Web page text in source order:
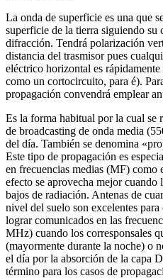
La onda de superficie es una que
superficie de la tierra siguiendo su
difracción. Tendrá polarización
distancia del trasmisor pues
eléctrico horizontal es
como un cortocircuito, para é).
propagación convendrá emplear
Es la forma habitual por la cual se
de broadcasting de onda media
del día. También se denomina
Este tipo de propagación es
en frecuencias medias (MF) como
efecto se aprovecha mejor cuando
bajos de radiación. Antenas de
nivel del suelo son excelentes
lograr comunicados en las
MHz) cuando los corresponsales
(mayormente durante la noche) o
el día por la absorción de la capa
término para los casos de